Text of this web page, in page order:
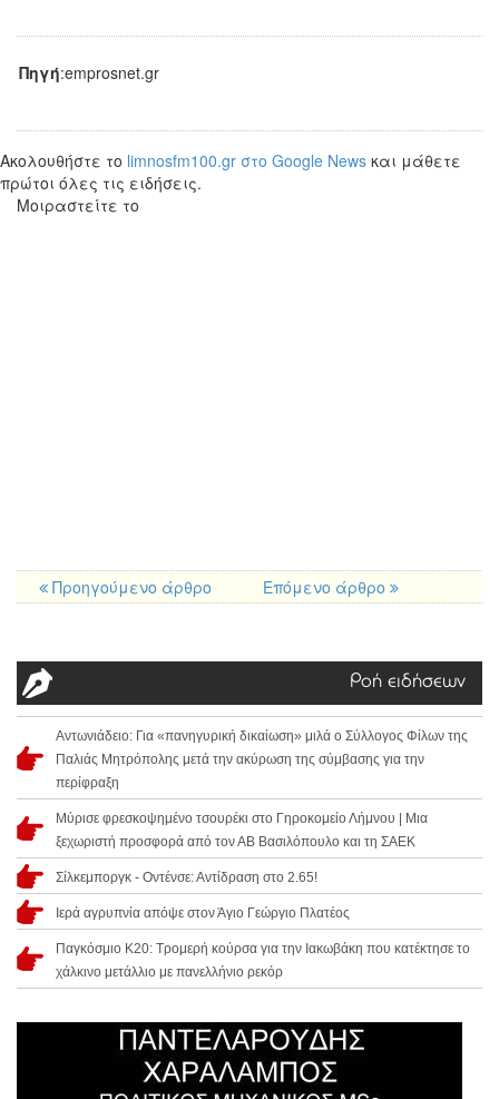
Πηγή:emprosnet.gr
Ακολουθήστε το limnosfm100.gr στο Google News και μάθετε
πρώτοι όλες τις ειδήσεις.
Μοιραστείτε το
Προηγούμενο άρθρο Επόμενο άρθρο
Ροή ειδήσεων
Αντωνιάδειο: Για «πανηγυρική δικαίωση» μιλά ο Σύλλογος Φίλων της
Παλιάς Μητρόπολης μετά την ακύρωση της σύμβασης για την
περίφραξη
Μύρισε φρεσκοψημένο τσουρέκι στο Γηροκομείο Λήμνου | Μια
ξεχωριστή προσφορά από τον ΑΒ Βασιλόπουλο και τη ΣΑΕΚ
Σίλκεμποργκ - Οντένσε: Αντίδραση στο 2.65!
Ιερά αγρυπνία απόψε στον Άγιο Γεώργιο Πλατέος
Παγκόσμιο Κ20: Τρομερή κούρσα για την Ιακωβάκη που κατέκτησε το
χάλκινο μετάλλιο με πανελλήνιο ρεκόρ